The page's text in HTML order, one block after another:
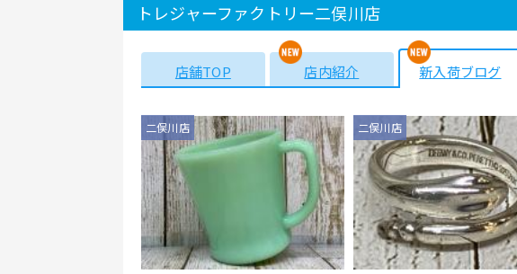
トレジャーファクトリー二俣川店
店舗TOP 店内紹介 新入荷ブログ
二俣川店 二俣川店